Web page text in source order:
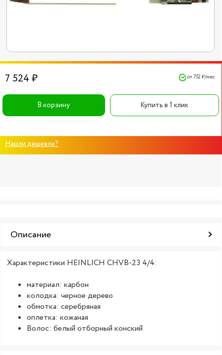
7 524 ₽ от 752 ₽/мес
В корзину Купить в 1 клик
Нашли дешевле?
Описание
Характеристики HEINLICH CHVB-23 4/4:
материал: карбон
колодка: черное дерево
обмотка: серебряная
оплетка: кожаная
Волос: белый отборный конский